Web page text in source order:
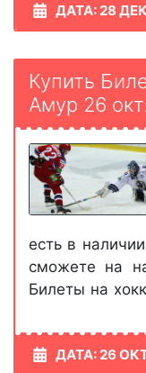
ДАТА: 28
Купить
Амур 26
есть в
сможете на
Билеты на
ДАТА: 26